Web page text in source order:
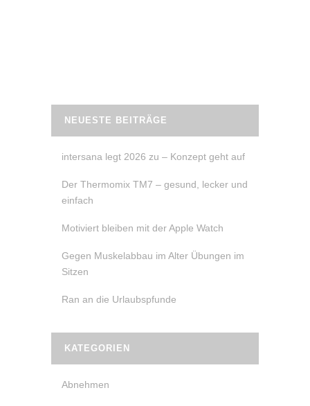
NEUESTE BEITRÄGE
intersana legt 2026 zu – Konzept geht auf
Der Thermomix TM7 – gesund, lecker und
einfach
Motiviert bleiben mit der Apple Watch
Gegen Muskelabbau im Alter Übungen im
Sitzen
Ran an die Urlaubspfunde
KATEGORIEN
Abnehmen